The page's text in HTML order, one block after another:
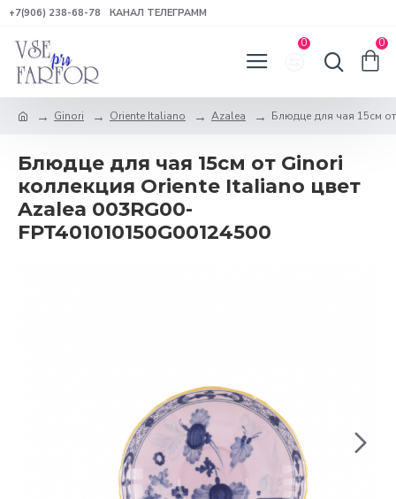
+7(906) 238-68-78 КАНАЛ ТЕЛЕГРАММ
0 0
Ginori Oriente Italiano Azalea Блюдце для чая 15см
Блюдце для чая 15см от Ginori
коллекция Oriente Italiano цвет
Azalea 003RG00-
FPT401010150G00124500